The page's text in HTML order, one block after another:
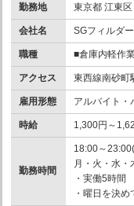
勤務地 東京都 江東区
会社名 SGフィルダ
職種 ■倉庫内軽作
アクセス 東西線南砂町
雇用形態 アルバイト・
時給 1,300円～
勤務時間
18:00～
月・火・水・
・実働5時間
・曜日を決